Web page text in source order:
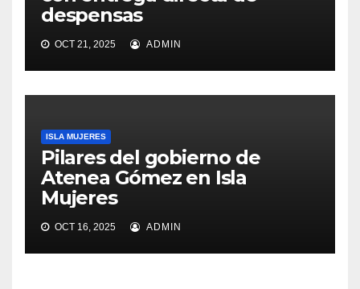
despensas
OCT 21, 2025 ADMIN
ISLA MUJERES
Pilares del gobierno de
Atenea Gómez en Isla
Mujeres
OCT 16, 2025 ADMIN